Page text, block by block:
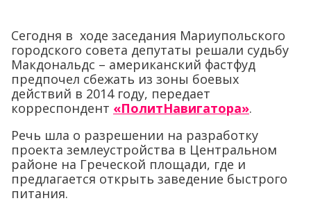
Сегодня в ходе заседания Мариупольского
городского совета депутаты решали судьбу
Макдональдс – американский фастфуд
предпочел сбежать из зоны боевых
действий в 2014 году, передает
корреспондент «ПолитНавигатора».
Речь шла о разрешении на разработку
проекта землеустройства в Центральном
районе на Греческой площади, где и
предлагается открыть заведение быстрого
питания.